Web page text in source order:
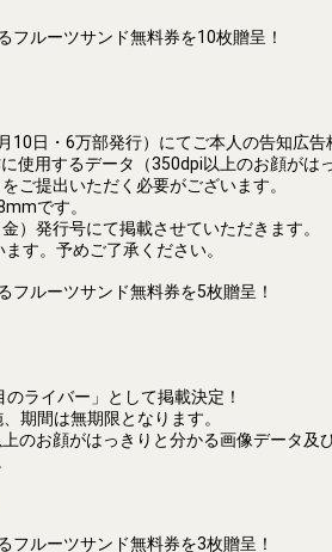
ルーツサンド無料券を10枚贈呈！
日・6万部発行）にてご本人の告知広告
使用するデータ（350dpi以上のお顔がは
ご提出いただく必要がございます。
です。
）発行号にて掲載させていただきます。
す。予めご了承ください。
ルーツサンド無料券を5枚贈呈！
ライバー」として掲載決定！
期間は無期限となります。
のお顔がはっきりと分かる画像データ及
ルーツサンド無料券を3枚贈呈！